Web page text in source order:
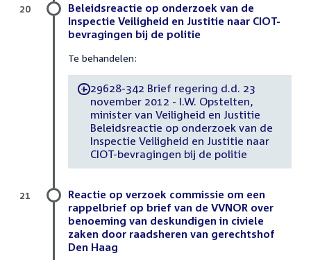
Beleidsreactie op onderzoek van de
Inspectie Veiligheid en Justitie naar CIOT-
bevragingen bij de politie
Te behandelen:
-29628-342 Brief regering d.d. 23
november 2012 - I.W. Opstelten,
minister van Veiligheid en Justitie
Beleidsreactie op onderzoek van de
Inspectie Veiligheid en Justitie naar
CIOT-bevragingen bij de politie
20
Reactie op verzoek commissie om een
rappelbrief op brief van de VVNOR over
benoeming van deskundigen in civiele
zaken door raadsheren van gerechtshof
Den Haag
21